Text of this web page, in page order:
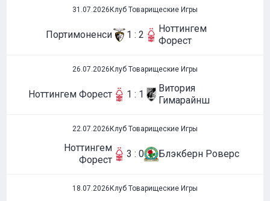
31.07.2026 Клуб Товарищеские Игры
Портимоненси 1 : 2
Ноттингем
Форест
26.07.2026 Клуб Товарищеские Игры
Ноттингем Форест 1 : 1
Витория
Гимарайнш
22.07.2026 Клуб Товарищеские Игры
Ноттингем
Форест
3 : 0 Блэкберн Роверс
18.07.2026 Клуб Товарищеские Игры